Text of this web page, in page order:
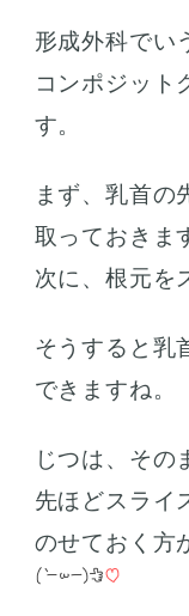
形成外科でい
コンポジット
す。
まず、乳首の
取っておきま
次に、根元を
そうすると乳
できますね。
じつは、その
先ほどスライ
のせておく方